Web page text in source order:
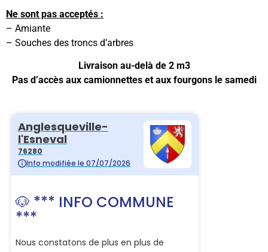
Ne sont pas acceptés :
– Amiante
– Souches des troncs d’arbres
Livraison au-delà de 2 m3
Pas d’accès aux camionnettes et aux fourgons le samedi